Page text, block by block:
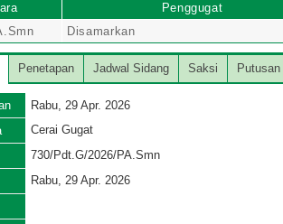
Penggugat
Disamarkan
Penetapan Jadwal Sidang Saksi Putusan
Rabu, 29 Apr. 2026
Cerai Gugat
730/Pdt.G/2026/PA.Smn
Rabu, 29 Apr. 2026